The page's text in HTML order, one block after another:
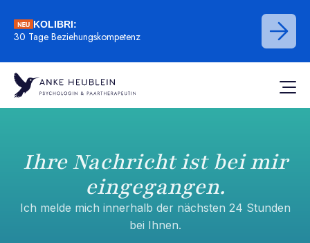
KOLIBRI:
30 Tage Beziehungskompetenz
Ihre Nachricht ist bei mir
eingegangen.
Ich melde mich innerhalb der nächsten 24 Stunden
bei Ihnen.